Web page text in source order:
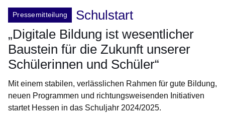
Pressemitteilung
Schulstart
„Digitale Bildung ist wesentlicher
Baustein für die Zukunft unserer
Schülerinnen und Schüler“
Mit einem stabilen, verlässlichen Rahmen für gute Bildung,
neuen Programmen und richtungsweisenden Initiativen
startet Hessen in das Schuljahr 2024/2025.